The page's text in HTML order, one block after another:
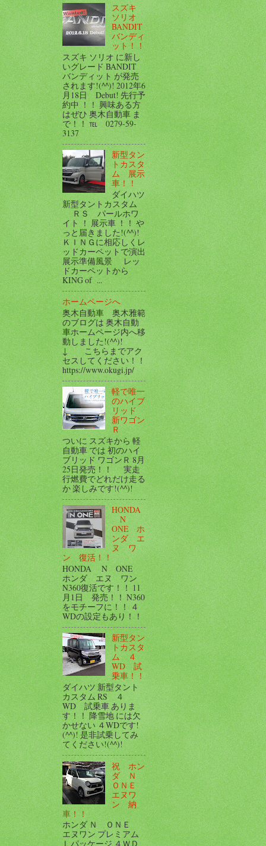
スズキ
ソリオ
BANDIT
バンディ
ット！！
スズキ ソリオ に新し
いグレード BANDIT
バンディット が発売
されます!(^^)! 2012年6
月18日 Debut! 先行予
約中 ！！ 興味ある方
はぜひ 奥木自動車 ま
で！！ ℡ 0279-59-
3137
新型タン
トカスタ
ム 展示
車！！
ダイハツ
新型タントカスタム
ＲＳ パールホワ
イト ！ 展示車 ！！ や
っと届きました!(^^)!
ＫＩＮＧに相応しくレ
ッドカーペットで演出
展示準備風景 レッ
ドカーペットから
KING of ...
ホームページへ
奥木自動車 奥木雅範
のブログは 奥木自動
車ホームページ内へ移
動しました!(^^)!
↓ こちらまでアク
セスしてください！！
https://www.okugi.jp/
軽で唯一
のハイブ
リッド
新ワゴン
Ｒ
ついに スズキから 軽
自動車 では 初のハイ
ブリッド ワゴンＲ 8月
25日発売！！ 実走
行燃費でどれだけ走る
か 楽しみです!(^^)!
HONDA
N
ONE ホ
ンダ エ
ヌ ワ
ン 復活！！
HONDA N ONE
ホンダ エヌ ワン
N360復活です！！ 11
月1日 発売！！ N360
をモチーフに！！ ４
WDの設定もあり！！
新型タン
トカスタ
ム ４
WD 試
乗車！！
ダイハツ 新型タント
カスタム RS ４
WD 試乗車 ありま
す！！ 降雪地 には欠
かせない ４WDです!
(^^)! 是非試乗してみ
てください!(^^)!
祝 ホン
ダ Ｎ
ＯＮＥ
エヌワ
ン 納
車！！
ホンダ Ｎ ＯＮＥ
エヌワン プレミアム
Ｌパッケージ ４ＷＤ